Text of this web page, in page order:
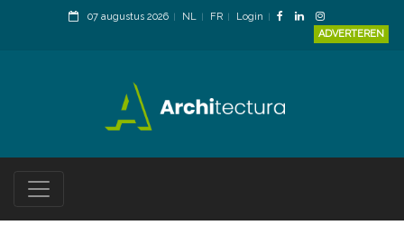
07 augustus 2026 NL FR
Login
ADVERTEREN